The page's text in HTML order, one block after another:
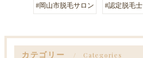
#岡山市脱毛サロン #認定脱毛士
カテゴリー Categories